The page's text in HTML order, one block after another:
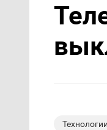
Технологии